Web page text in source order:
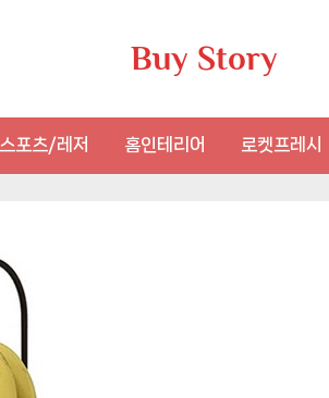
Buy Story
스포츠/레저 홈인테리어 로켓프레시